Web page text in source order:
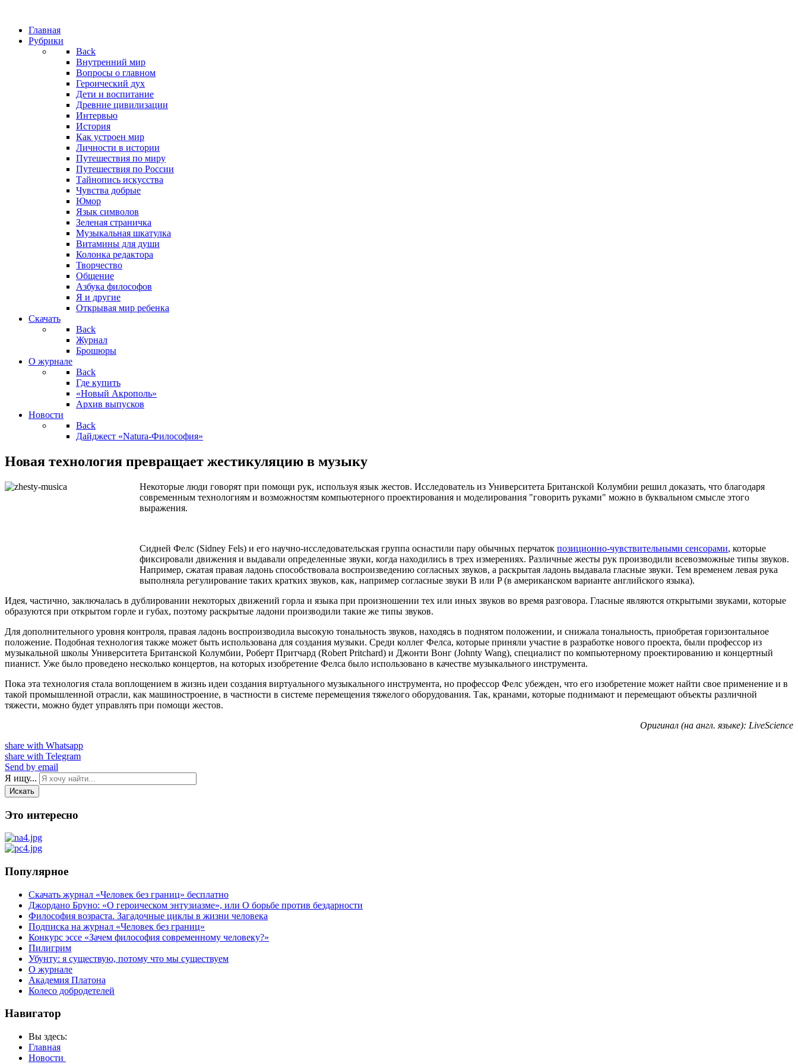
Главная
Рубрики
Back
Внутренний мир
Вопросы о главном
Героический дух
Дети и воспитание
Древние цивилизации
Интервью
История
Как устроен мир
Личности в истории
Путешествия по миру
Путешествия по России
Тайнопись искусства
Чувства добрые
Юмор
Язык символов
Зеленая страничка
Музыкальная шкатулка
Витамины для души
Колонка редактора
Творчество
Общение
Азбука философов
Я и другие
Открывая мир ребенка
Скачать
Back
Журнал
Брошюры
О журнале
Back
Где купить
«Новый Акрополь»
Архив выпусков
Новости
Back
Дайджест «Natura-Философия»
Новая технология превращает жестикуляцию в музыку
Некоторые люди говорят при помощи рук, используя язык жестов. Исследователь из Университета Британской Колумбии решил доказать, что благодаря
современным технологиям и возможностям компьютерного проектирования и моделирования "говорить руками" можно в буквальном смысле этого
выражения.
Сидней Фелс (Sidney Fels) и его научно-исследовательская группа оснастили пару обычных перчаток позиционно-чувствительными сенсорами, которые
фиксировали движения и выдавали определенные звуки, когда находились в трех измерениях. Различные жесты рук производили всевозможные типы звуков.
Например, сжатая правая ладонь способствовала воспроизведению согласных звуков, а раскрытая ладонь выдавала гласные звуки. Тем временем левая рука
выполняла регулирование таких кратких звуков, как, например согласные звуки B или P (в американском варианте английского языка).
Идея, частично, заключалась в дублировании некоторых движений горла и языка при произношении тех или иных звуков во время разговора. Гласные являются открытыми звуками, которые
образуются при открытом горле и губах, поэтому раскрытые ладони производили такие же типы звуков.
Для дополнительного уровня контроля, правая ладонь воспроизводила высокую тональность звуков, находясь в поднятом положении, и снижала тональность, приобретая горизонтальное
положение. Подобная технология также может быть использована для создания музыки. Среди коллег Фелса, которые приняли участие в разработке нового проекта, были профессор из
музыкальной школы Университета Британской Колумбии, Роберт Притчард (Robert Pritchard) и Джонти Вонг (Johnty Wang), специалист по компьютерному проектированию и концертный
пианист. Уже было проведено несколько концертов, на которых изобретение Фелса было использовано в качестве музыкального инструмента.
Пока эта технология стала воплощением в жизнь идеи создания виртуального музыкального инструмента, но профессор Фелс убежден, что его изобретение может найти свое применение и в
такой промышленной отрасли, как машиностроение, в частности в системе перемещения тяжелого оборудования. Так, кранами, которые поднимают и перемещают объекты различной
тяжести, можно будет управлять при помощи жестов.
Оригинал (на англ. языке): LiveScience
share with Whatsapp
share with Telegram
Send by email
Я ищу...
Искать
Это интересно
Популярное
Скачать журнал «Человек без границ» бесплатно
Джордано Бруно: «О героическом энтузиазме», или О борьбе против бездарности
Философия возраста. Загадочные циклы в жизни человека
Подписка на журнал «Человек без границ»
Конкурс эссе «Зачем философия современному человеку?»
Пилигрим
Убунту: я существую, потому что мы существуем
О журнале
Академия Платона
Колесо добродетелей
Навигатор
Вы здесь:
Главная
Новости